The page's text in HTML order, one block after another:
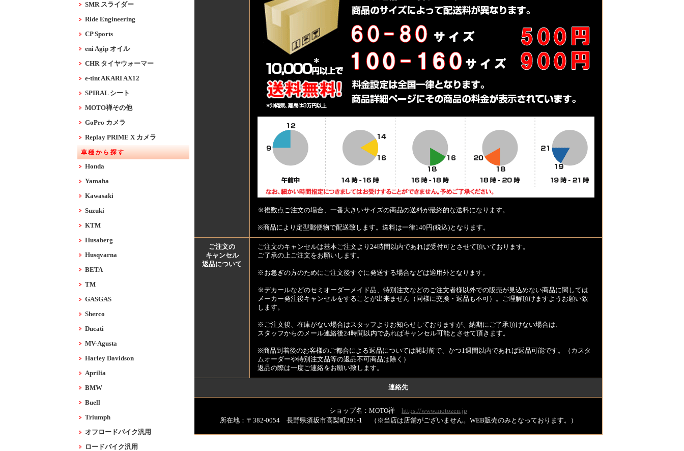
SMR スライダー
Ride Engineering
CP Sports
eni Agip オイル
CHR タイヤウォーマー
e-tint AKARI AX12
SPIRAL シート
MOTO禅その他
GoPro カメラ
Replay PRIME X カメラ
車種から探す
Honda
Yamaha
Kawasaki
Suzuki
KTM
Husaberg
Husqvarna
BETA
TM
GASGAS
Sherco
Ducati
MV-Agusta
Harley Davidson
Aprilia
BMW
Buell
Triumph
オフロードバイク汎用
ロードバイク汎用
※複数点ご注文の場合、一番大きいサイズの商品の送料が最終的な送料になります。
※商品により定型郵便物で配送致します。送料は一律140円(税込)となります。
ご注文の
キャンセル
返品について
ご注文のキャンセルは基本ご注文より24時間以内であれば受付可とさせて頂いております。
ご了承の上ご注文をお願いします。
※お急ぎの方のためにご注文後すぐに発送する場合などは適用外となります。
※デカールなどのセミオーダーメイド品、特別注文などのご注文者様以外での販売が見込めない商品に関しては
メーカー発注後キャンセルをすることが出来ません（同様に交換・返品も不可）。ご理解頂けますようお願い致
します。
※ご注文後、在庫がない場合はスタッフよりお知らせしておりますが、納期にご了承頂けない場合は、
スタッフからのメール連絡後24時間以内であればキャンセル可能とさせて頂きます。
※商品到着後のお客様のご都合による返品については開封前で、かつ1週間以内であれば返品可能です。（カスタ
ムオーダーや特別注文品等の返品不可商品は除く）
返品の際は一度ご連絡をお願い致します。
連絡先
ショップ名：MOTO禅 https://www.motozen.jp
所在地：〒382-0054 長野県須坂市高梨町291-1 （※当店は店舗がございません。WEB販売のみとなっております。）